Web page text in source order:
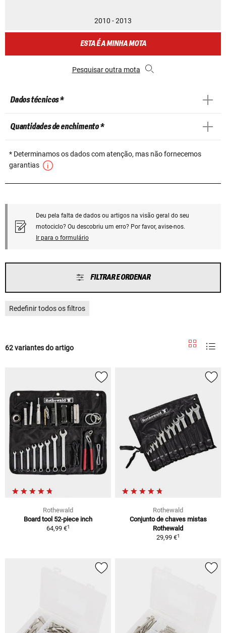
2010 - 2013
ESTA É A MINHA MOTA
Pesquisar outra mota
Dados técnicos *
Quantidades de enchimento *
* Determinamos os dados com atenção, mas não fornecemos
garantias
Deu pela falta de dados ou artigos na visão geral do seu
motociclo? Ou descobriu um erro? Por favor, avise-nos.
Ir para o formulário
FILTRAR E ORDENAR
Redefinir todos os filtros
62 variantes do artigo
Rothewald
Board tool 52-piece inch
64,99 €1
Rothewald
Conjunto de chaves mistas
Rothewald
29,99 €1